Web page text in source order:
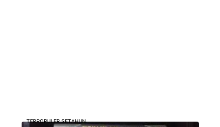
TERPOPULER SETAHUN